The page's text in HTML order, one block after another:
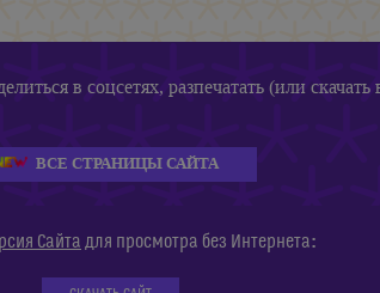
в соцсетях, разпечатать (или
ВСЕ СТРАНИЦЫ САЙТА
Сайта для просмотра без Интернета: